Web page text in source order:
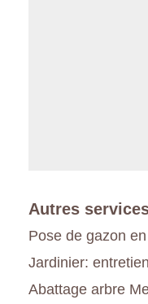
Autres
Pose de gazon
Jardinier:
Abattage arbre